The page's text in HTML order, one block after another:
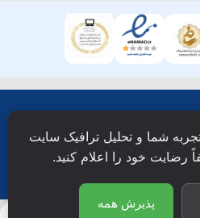
محفوظ است.
شما و تحلیل ترافیک سایت
رضایت خود را اعلام کنید.
پذیرش همه